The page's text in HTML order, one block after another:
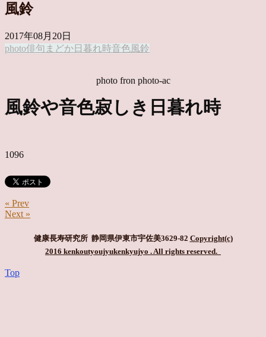
風鈴
2017年08月20日
photo俳句 まどか 日暮れ時音色風鈴
photo fron photo-ac
風鈴や音色寂しき日暮れ時
1096
« Prev
Next »
健康長寿研究所 静岡県伊東市宇佐美3629-82 Copyright(c)
2016 kenkoutyoujyukenkyujyo . All rights reserved.
Top